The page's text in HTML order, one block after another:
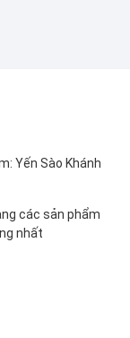
Yến Sào Khánh
các sản phẩm
nhất